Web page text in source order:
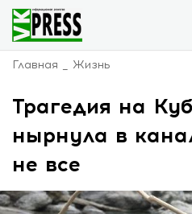
Главная Жизнь
Трагедия на
нырнула в
не все